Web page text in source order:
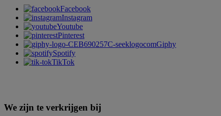
Facebook
Instagram
Youtube
Pinterest
Giphy
Spotify
TikTok
We zijn te verkrijgen bij